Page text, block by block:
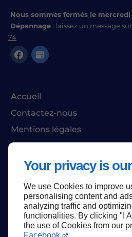
Your privacy is
We use Cookies to improve
personalising content and
analyzing traffic and
functionalities. By clicking "I
the use of Cookies from our
Facebook
Nous sommes fermés le
Dépannage : laissez un message
74
Accueil
Contactez-nous
Mentions légales
Plan du site
Haut de